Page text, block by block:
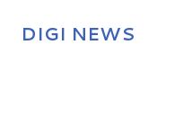
DIGI NEWS